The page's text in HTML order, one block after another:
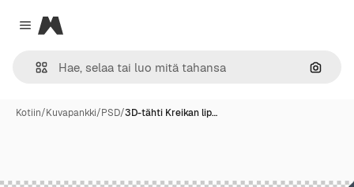
Close menu
Magnific
Hae
Kotiin/Kuvapankki/PSD/3D-tähti Kreikan lip…